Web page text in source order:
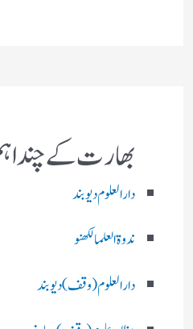
بھارت کے چند
دارالعلوم دیوبند
ندوۃالعلما لکھنو
دارالعلوم (وقف)دیوبند